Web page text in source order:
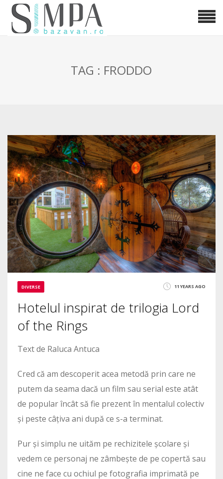
TAG : FRODDO
DIVERSE 11 YEARS AGO
Hotelul inspirat de trilogia Lord
of the Rings
Text de Raluca Antuca
Cred că am descoperit acea metodă prin care ne
putem da seama dacă un film sau serial este atât
de popular încât să fie prezent în mentalul colectiv
și peste câțiva ani după ce s-a terminat.
Pur și simplu ne uităm pe rechizitele școlare și
vedem ce personaj ne zâmbește de pe copertă sau
cine ne face cu ochiul pe fotografia imprimată pe